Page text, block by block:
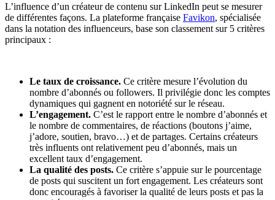
L’influence d’un créateur de contenu sur LinkedIn peut se mesurer
de différentes façons. La plateforme française Favikon, spécialisée
dans la notation des influenceurs, base son classement sur 5 critères
principaux :
Le taux de croissance. Ce critère mesure l’évolution du
nombre d’abonnés ou followers. Il privilégie donc les comptes
dynamiques qui gagnent en notoriété sur le réseau.
L’engagement. C’est le rapport entre le nombre d’abonnés et
le nombre de commentaires, de réactions (boutons j’aime,
j’adore, soutien, bravo…) et de partages. Certains créateurs
très influents ont relativement peu d’abonnés, mais un
excellent taux d’engagement.
La qualité des posts. Ce critère s’appuie sur le pourcentage
de posts qui suscitent un fort engagement. Les créateurs sont
donc encouragés à favoriser la qualité de leurs posts et pas la